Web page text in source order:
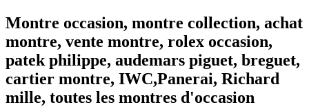
Montre occasion, montre collection, achat
montre, vente montre, rolex occasion,
patek philippe, audemars piguet, breguet,
cartier montre, IWC,Panerai, Richard
mille, toutes les montres d'occasion